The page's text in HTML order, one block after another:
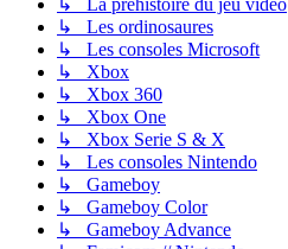
↳ La préhistoire du jeu vidéo
↳ Les ordinosaures
↳ Les consoles Microsoft
↳ Xbox
↳ Xbox 360
↳ Xbox One
↳ Xbox Serie S & X
↳ Les consoles Nintendo
↳ Gameboy
↳ Gameboy Color
↳ Gameboy Advance